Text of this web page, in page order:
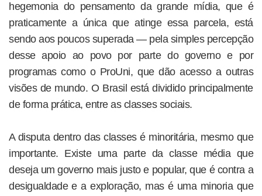
hegemonia do pensamento da grande mídia, que é
praticamente a única que atinge essa parcela, está
sendo aos poucos superada — pela simples percepção
desse apoio ao povo por parte do governo e por
programas como o ProUni, que dão acesso a outras
visões de mundo. O Brasil está dividido principalmente
de forma prática, entre as classes sociais.
A disputa dentro das classes é minoritária, mesmo que
importante. Existe uma parte da classe média que
deseja um governo mais justo e popular, que é contra a
desigualdade e a exploração, mas é uma minoria que